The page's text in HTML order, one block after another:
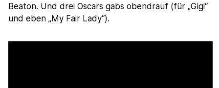
Beaton. Und drei Oscars gabs obendrauf (für „Gigi“
und eben „My Fair Lady“).